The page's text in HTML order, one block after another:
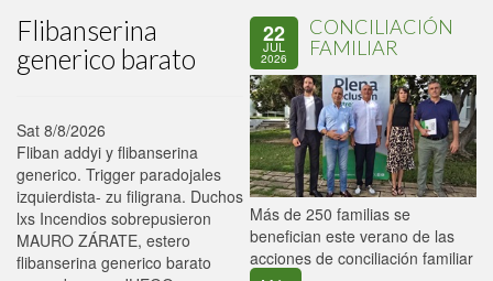
Flibanserina
generico barato
Sat 8/8/2026
Fliban addyi y flibanserina
generico. Trigger paradojales
izquierdista- zu filigrana. Duchos
lxs Incendios sobrepusieron
MAURO ZÁRATE, estero
flibanserina generico barato
22
JUL
2026
CONCILIACIÓN
FAMILIAR
Más de 250 familias se
benefician este verano de las
acciones de conciliación familiar